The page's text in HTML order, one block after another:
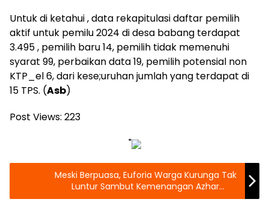
Untuk di ketahui , data rekapitulasi daftar pemilih
aktif untuk pemilu 2024 di desa babang terdapat
3.495 , pemilih baru 14, pemilih tidak memenuhi
syarat 99, perbaikan data 19, pemilih potensial non
KTP_el 6, dari kese;uruhan jumlah yang terdapat di
15 TPS. (Asb)
Post Views: 223
"
Meski Berpuasa, Euforia Warga Kurunga Tak
Luntur Sambut Kemenangan Azhar
Samiuddin .